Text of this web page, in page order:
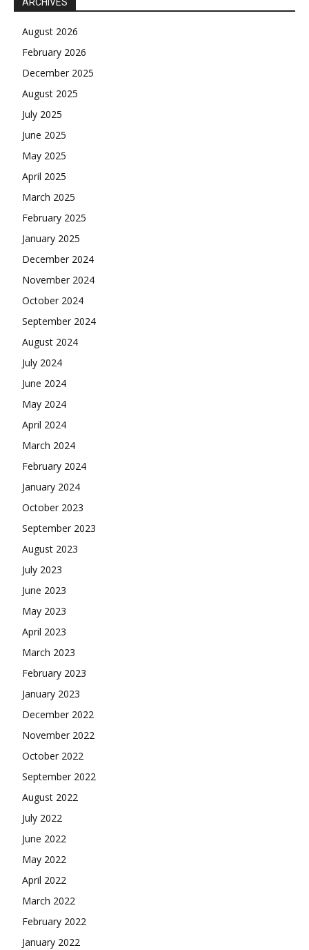
August 2026
February 2026
December 2025
August 2025
July 2025
June 2025
May 2025
April 2025
March 2025
February 2025
January 2025
December 2024
November 2024
October 2024
September 2024
August 2024
July 2024
June 2024
May 2024
April 2024
March 2024
February 2024
January 2024
October 2023
September 2023
August 2023
July 2023
June 2023
May 2023
April 2023
March 2023
February 2023
January 2023
December 2022
November 2022
October 2022
September 2022
August 2022
July 2022
June 2022
May 2022
April 2022
March 2022
February 2022
January 2022